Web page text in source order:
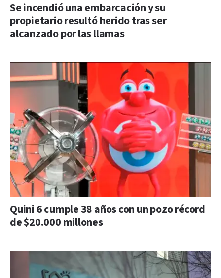
Se incendió una embarcación y su
propietario resultó herido tras ser
alcanzado por las llamas
Quini 6 cumple 38 años con un pozo récord
de $20.000 millones